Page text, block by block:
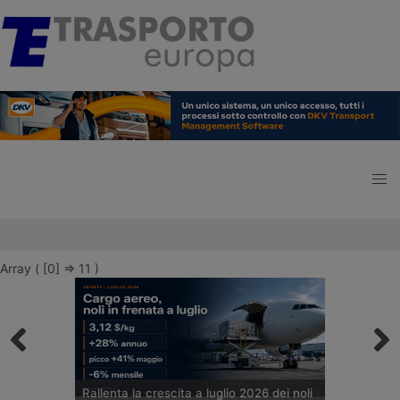
Array ( [0] => 11 )
Rallenta la crescita a luglio 2026 dei noli